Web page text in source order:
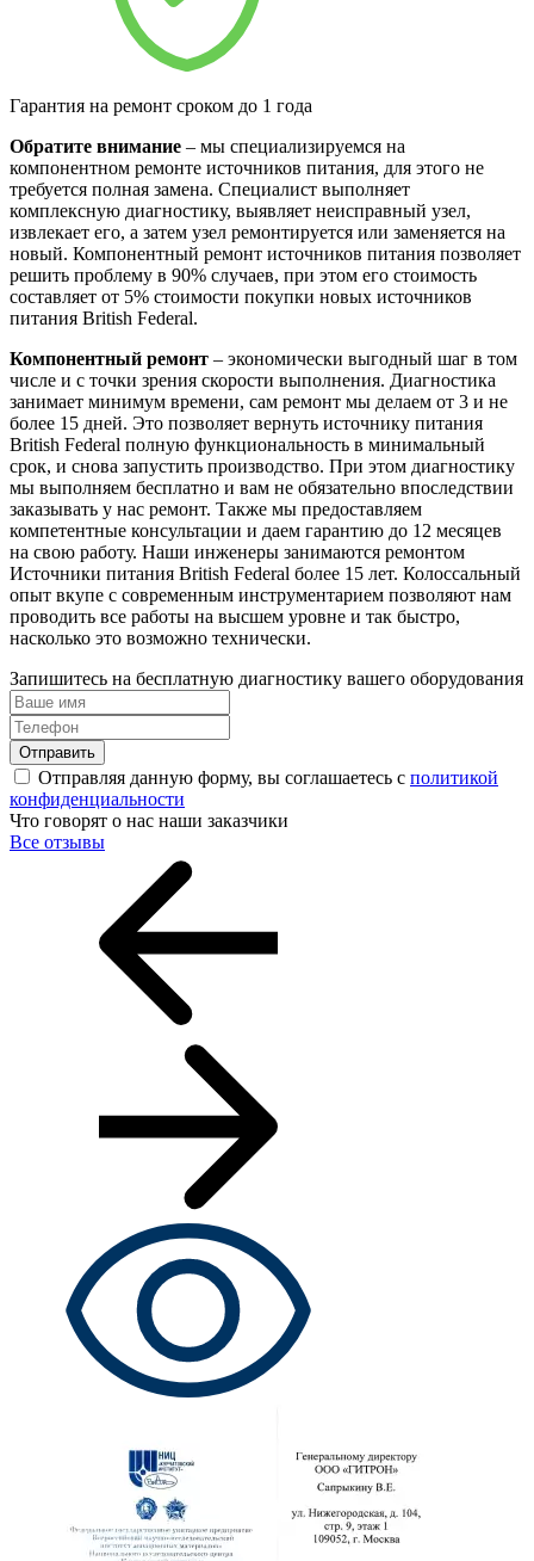
Гарантия на ремонт сроком до 1 года
Обратите внимание – мы специализируемся на
компонентном ремонте источников питания, для этого не
требуется полная замена. Специалист выполняет
комплексную диагностику, выявляет неисправный узел,
извлекает его, а затем узел ремонтируется или заменяется на
новый. Компонентный ремонт источников питания позволяет
решить проблему в 90% случаев, при этом его стоимость
составляет от 5% стоимости покупки новых источников
питания British Federal.
Компонентный ремонт – экономически выгодный шаг в том
числе и с точки зрения скорости выполнения. Диагностика
занимает минимум времени, сам ремонт мы делаем от 3 и не
более 15 дней. Это позволяет вернуть источнику питания
British Federal полную функциональность в минимальный
срок, и снова запустить производство. При этом диагностику
мы выполняем бесплатно и вам не обязательно впоследствии
заказывать у нас ремонт. Также мы предоставляем
компетентные консультации и даем гарантию до 12 месяцев
на свою работу. Наши инженеры занимаются ремонтом
Источники питания British Federal более 15 лет. Колоссальный
опыт вкупе с современным инструментарием позволяют нам
проводить все работы на высшем уровне и так быстро,
насколько это возможно технически.
Запишитесь на бесплатную диагностику вашего оборудования
Отправить
Отправляя данную форму, вы соглашаетесь с политикой
конфиденциальности
Что говорят о нас наши заказчики
Все отзывы